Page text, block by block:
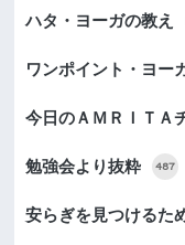
ハタ・ヨーガの教え
ワンポイント・ヨー
今日のＡＭＲＩＴＡ
勉強会より抜粋 487
安らぎを見つけるた